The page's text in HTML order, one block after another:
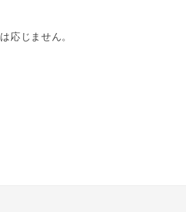
応じません。